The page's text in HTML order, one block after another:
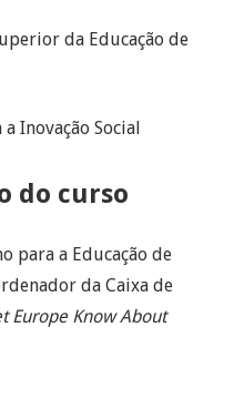
da Educação de
Inovação Social
do curso
para a Educação de
da Caixa de
Europe Know About